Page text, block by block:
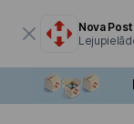
Nova